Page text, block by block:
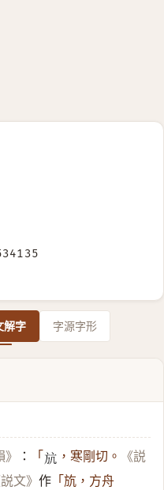
解字 字源字形
： 「 𣃚 ，寒剛切。
《説
説文》 作 「斻，方舟